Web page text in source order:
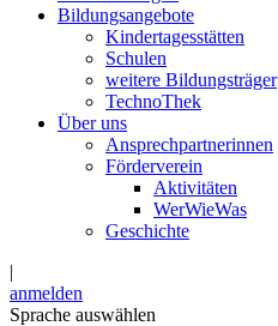
Bildungsangebote
Kindertagesstätten
Schulen
weitere Bildungsträger
TechnoThek
Über uns
Ansprechpartnerinnen
Förderverein
Aktivitäten
WerWieWas
Geschichte
|
anmelden
Sprache auswählen